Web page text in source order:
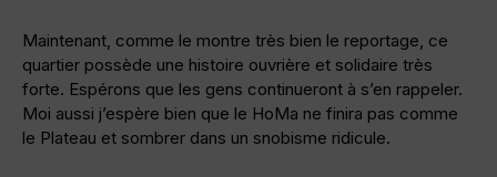
Maintenant, comme le montre très bien le reportage, ce
quartier possède une histoire ouvrière et solidaire très
forte. Espérons que les gens continueront à s’en rappeler.
Moi aussi j’espère bien que le HoMa ne finira pas comme
le Plateau et sombrer dans un snobisme ridicule.